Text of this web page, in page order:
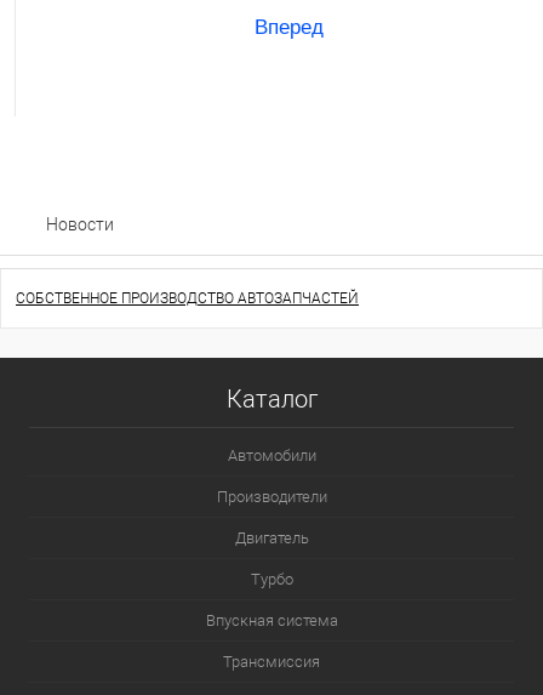
Вперед
Новости
СОБСТВЕННОЕ ПРОИЗВОДСТВО АВТОЗАПЧАСТЕЙ
Каталог
Автомобили
Производители
Двигатель
Турбо
Впускная система
Трансмиссия